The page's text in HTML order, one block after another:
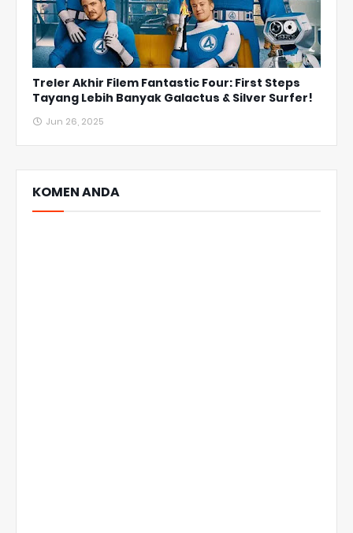
Treler Akhir Filem Fantastic Four: First Steps
Tayang Lebih Banyak Galactus & Silver Surfer!
Jun 26, 2025
KOMEN ANDA